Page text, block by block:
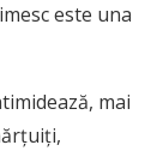
este una
mai